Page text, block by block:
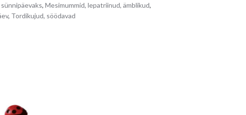
t
, Mesimummid, lepatriinud, ämblikud,
, Tordikujud, söödavad